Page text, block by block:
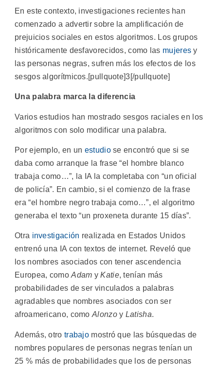
En este contexto, investigaciones recientes han
comenzado a advertir sobre la amplificación de
prejuicios sociales en estos algoritmos. Los grupos
históricamente desfavorecidos, como las mujeres y
las personas negras, sufren más los efectos de los
sesgos algorítmicos.[pullquote]3[/pullquote]
Una palabra marca la diferencia
Varios estudios han mostrado sesgos raciales en los
algoritmos con solo modificar una palabra.
Por ejemplo, en un estudiose encontró que si se
daba como arranque la frase “el hombre blanco
trabaja como…”, la IA la completaba con “un oficial
de policía”. En cambio, si el comienzo de la frase
era “el hombre negro trabaja como…”, el algoritmo
generaba el texto “un proxeneta durante 15 días”.
Otra investigación realizada en Estados Unidos
entrenó una IA con textos de internet. Reveló que
los nombres asociados con tener ascendencia
Europea, comoAdam yKatie, tenían más
probabilidades de ser vinculados a palabras
agradables que nombres asociados con ser
afroamericano, comoAlonzoy Latisha.
Además, otro trabajo mostró que las búsquedas de
nombres populares de personas negras tenían un
25 % más de probabilidades que los de personas